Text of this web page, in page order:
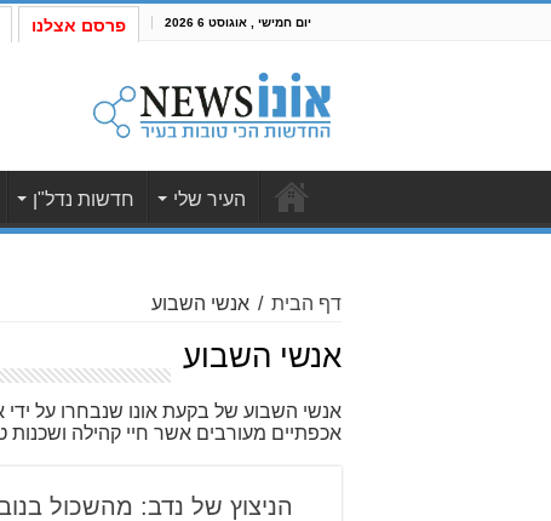
יום חמישי , אוגוסט 6 2026 פרסם אצלנו
העיר שלי חדשות נדל"ן
דף הבית / אנשי השבוע
אנשי השבוע
אנשי השבוע של בקעת אונו שנבחרו על
אכפתיים מעורבים אשר חיי קהילה
הניצוץ של נדב: מהשכול